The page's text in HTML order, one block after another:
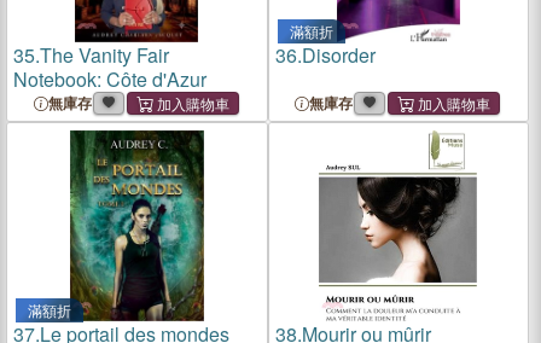
35.The Vanity Fair
Notebook: Côte d'Azur
無庫存
滿額折
36.Disorder
無庫存
滿額折
37.Le portail des mondes
38.Mourir ou mûrir